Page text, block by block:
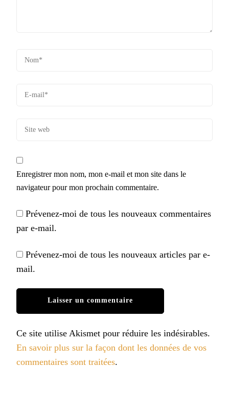
Enregistrer mon nom, mon e-mail et mon site dans le
navigateur pour mon prochain commentaire.
Prévenez-moi de tous les nouveaux commentaires
par e-mail.
Prévenez-moi de tous les nouveaux articles par e-
mail.
Ce site utilise Akismet pour réduire les indésirables.
En savoir plus sur la façon dont les données de vos
commentaires sont traitées.